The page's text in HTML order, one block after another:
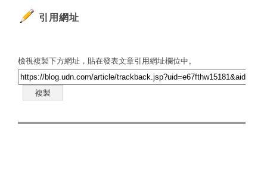
引用網址
檢視複製下方網址，貼在發表文章引用網址欄位中。
複製